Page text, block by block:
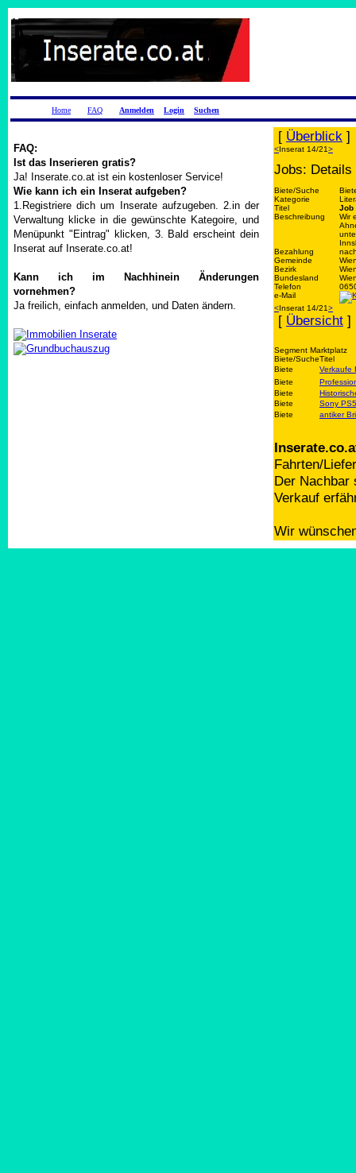
Home FAQ Anmelden Login Suchen
FAQ:
Ist das Inserieren gratis?
Ja! Inserate.co.at ist ein kostenloser Service!
Wie kann ich ein Inserat aufgeben?
1.Registriere dich um Inserate aufzugeben. 2.in der
Verwaltung klicke in die gewünschte Kategoire, und
Menüpunkt "Eintrag" klicken, 3. Bald erscheint dein
Inserat auf Inserate.co.at!
Kann ich im Nachhinein Änderungen
vornehmen?
Ja freilich, einfach anmelden, und Daten ändern.
[ Überblick
<Inserat 14/21>
Jobs: Details
Biete/Suche
Kategorie
Titel
Job
Beschreibung
Wir
Bezahlung
Gemeinde
Bezirk
Bundesland
Telefon
e-Mail
<Inserat 14/21>
[ Übersicht
Segment Marktplatz
Biete/SucheTitel
Biete
Verkaufe
Biete
Biete
Biete
Sony
Biete
antiker
Fahrten/
Der Nachbar
Verkauf
Wir